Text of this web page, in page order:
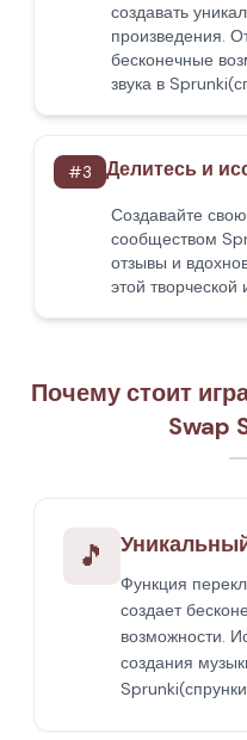
создавать
произведения.
бесконечные
звука в
#3 Делитесь и
Создавайте
сообществом
отзывы и
этой творческой
Почему стоит
Swap
🎵
Функция
создает
возможности.
создания